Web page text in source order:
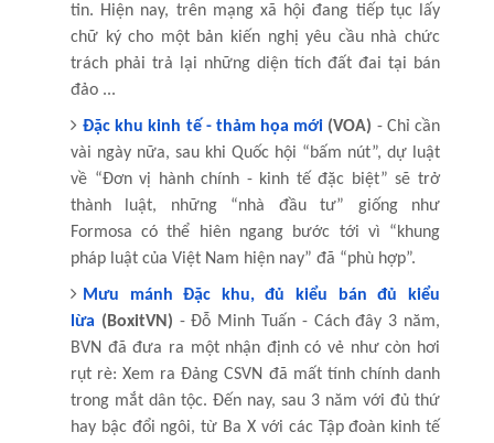
tin. Hiện nay, trên mạng xã hội đang tiếp tục lấy
chữ ký cho một bản kiến nghị yêu cầu nhà chức
trách phải trả lại những diện tích đất đai tại bán
đảo ...
Đặc khu kinh tế - thảm họa mới (VOA) - Chỉ cần
vài ngày nữa, sau khi Quốc hội “bấm nút”, dự luật
về “Đơn vị hành chính - kinh tế đặc biệt” sẽ trở
thành luật, những “nhà đầu tư” giống như
Formosa có thể hiên ngang bước tới vì “khung
pháp luật của Việt Nam hiện nay” đã “phù hợp”.
Mưu mánh Đặc khu, đủ kiểu bán đủ kiểu
lừa (BoxitVN) - Đỗ Minh Tuấn - Cách đây 3 năm,
BVN đã đưa ra một nhận định có vẻ như còn hơi
rụt rè: Xem ra Đảng CSVN đã mất tính chính danh
trong mắt dân tộc. Đến nay, sau 3 năm với đủ thứ
hay bậc đổi ngôi, từ Ba X với các Tập đoàn kinh tế